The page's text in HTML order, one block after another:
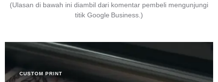
(Ulasan di bawah ini diambil dari komentar pembeli mengunjungi
titik Google Business.)
CUSTOM PRINT